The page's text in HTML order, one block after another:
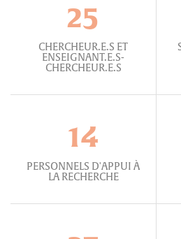
25
CHERCHEUR.E.S ET
ENSEIGNANT.E.S-
CHERCHEUR.E.S
14
PERSONNELS D'APPUI À
LA RECHERCHE